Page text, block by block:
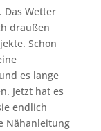
Das Wetter
draußen
Schon
es lange
Jetzt hat es
endlich
Nähanleitung